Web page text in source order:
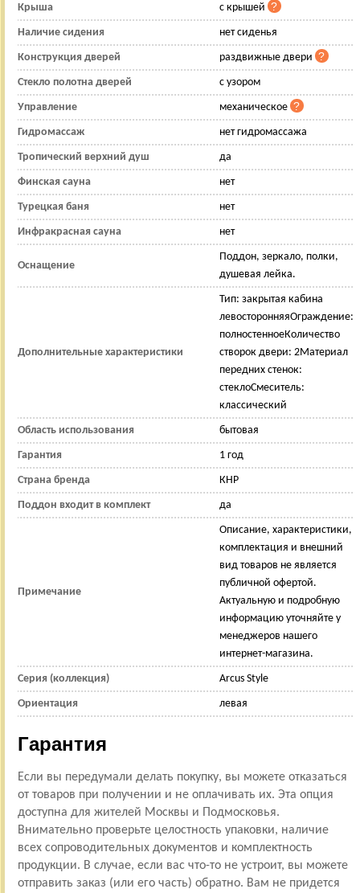
Крыша с крышей
Наличие сидения нет сиденья
Конструкция дверей раздвижные двери
Стекло полотна дверей с узором
Управление механическое
Гидромассаж нет гидромассажа
Тропический верхний душ да
Финская сауна нет
Турецкая баня нет
Инфракрасная сауна нет
Оснащение
Поддон, зеркало, полки,
душевая лейка.
Дополнительные характеристики
Тип: закрытая кабина
левосторонняяОграждение:
полностенноеКоличество
створок двери: 2Материал
передних стенок:
стеклоСмеситель:
классический
Область использования бытовая
Гарантия 1 год
Страна бренда КНР
Поддон входит в комплект да
Примечание
Описание, характеристики,
комплектация и внешний
вид товаров не является
публичной офертой.
Актуальную и подробную
информацию уточняйте у
менеджеров нашего
интернет-магазина.
Серия (коллекция) Arcus Style
Ориентация левая
Гарантия
Если вы передумали делать покупку, вы можете отказаться
от товаров при получении и не оплачивать их. Эта опция
доступна для жителей Москвы и Подмосковья.
Внимательно проверьте целостность упаковки, наличие
всех сопроводительных документов и комплектность
продукции. В случае, если вас что-то не устроит, вы можете
отправить заказ (или его часть) обратно. Вам не придется